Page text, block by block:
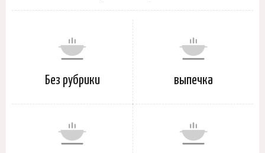
Без рубрики выпечка